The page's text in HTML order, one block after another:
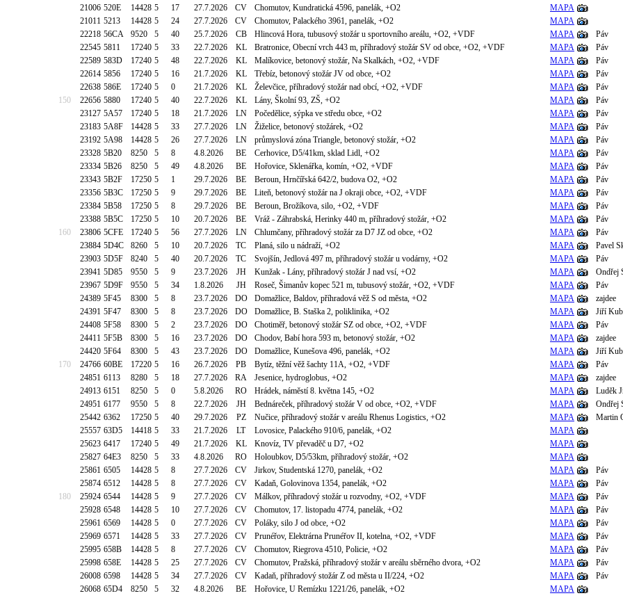
21006 520E 14428 5 17 27.7.2026 CV Chomutov, Kundratická 4596, panelák, +O2
MAPA
21011 5213 14428 5 24 27.7.2026 CV Chomutov, Palackého 3961, panelák, +O2
MAPA
22218 56CA 9520 5 40 25.7.2026 CB Hlincová Hora, tubusový stožár u sportovního areálu, +O2, +VDF MAPA
Páv
22545 5811 17240 5 33 22.7.2026 KL Bratronice, Obecní vrch 443 m, příhradový stožár SV od obce, +O2, +VDF MAPA
Páv
22589 583D 17240 5 48 22.7.2026 KL Malíkovice, betonový stožár, Na Skalkách, +O2, +VDF MAPA
Páv
22614 5856 17240 5 16 21.7.2026 KL Třebíz, betonový stožár JV od obce, +O2 MAPA
Páv
22638 586E 17240 5 0 21.7.2026 KL Želevčice, příhradový stožár nad obcí, +O2, +VDF MAPA
Páv
150
22656 5880 17240 5 40 22.7.2026 KL Lány, Školní 93, ZŠ, +O2 MAPA
Páv
23127 5A57 17240 5 18 21.7.2026 LN Počedělice, sýpka ve středu obce, +O2 MAPA
Páv
23183 5A8F 14428 5 33 27.7.2026 LN Žiželice, betonový stožárek, +O2 MAPA
Páv
23192 5A98 14428 5 26 27.7.2026 LN průmyslová zóna Triangle, betonový stožár, +O2 MAPA
Páv
23328 5B20 8250 5 8 4.8.2026 BE Cerhovice, D5/41km, sklad Lidl, +O2 MAPA
Páv
23334 5B26 8250 5 49 4.8.2026 BE Hořovice, Sklenářka, komín, +O2, +VDF MAPA
Páv
23343 5B2F 17250 5 1 29.7.2026 BE Beroun, Hrnčířská 642/2, budova O2, +O2 MAPA
Páv
23356 5B3C 17250 5 9 29.7.2026 BE Liteň, betonový stožár na J okraji obce, +O2, +VDF MAPA
Páv
23384 5B58 17250 5 8 29.7.2026 BE Beroun, Brožíkova, silo, +O2, +VDF MAPA
Páv
23388 5B5C 17250 5 10 20.7.2026 BE Vráž - Záhrabská, Herinky 440 m, příhradový stožár, +O2 MAPA
Páv
160
23806 5CFE 17240 5 56 27.7.2026 LN Chlumčany, příhradový stožár za D7 JZ od obce, +O2 MAPA
Páv
23884 5D4C 8260 5 10 20.7.2026 TC Planá, silo u nádraží, +O2 MAPA
Pavel
23903 5D5F 8240 5 40 20.7.2026 TC Svojšín, Jedlová 497 m, příhradový stožár u vodárny, +O2 MAPA
Páv
23941 5D85 9550 5 9 23.7.2026 JH Kunžak - Lány, příhradový stožár J nad vsí, +O2 MAPA
Ondřej
23967 5D9F 9550 5 34 1.8.2026 JH Roseč, Šimanův kopec 521 m, tubusový stožár, +O2, +VDF MAPA
Páv
24389 5F45 8300 5 8 23.7.2026 DO Domažlice, Baldov, příhradová věž S od města, +O2 MAPA
zajdee
24391 5F47 8300 5 8 23.7.2026 DO Domažlice, B. Staška 2, poliklinika, +O2 MAPA
Jiří
24408 5F58 8300 5 2 23.7.2026 DO Chotiměř, betonový stožár SZ od obce, +O2, +VDF MAPA
Páv
24411 5F5B 8300 5 16 23.7.2026 DO Chodov, Babí hora 593 m, betonový stožár, +O2 MAPA
zajdee
24420 5F64 8300 5 43 23.7.2026 DO Domažlice, Kunešova 496, panelák, +O2 MAPA
Jiří
170
24766 60BE 17220 5 16 26.7.2026 PB Bytíz, těžní věž šachty 11A, +O2, +VDF MAPA
Páv
24851 6113 8280 5 18 27.7.2026 RA Jesenice, hydroglobus, +O2 MAPA
zajdee
24913 6151 8250 5 0 5.8.2026 RO Hrádek, náměstí 8. května 145, +O2 MAPA
Luděk
24951 6177 9550 5 8 22.7.2026 JH Bednáreček, příhradový stožár V od obce, +O2, +VDF MAPA
Ondřej
25442 6362 17250 5 40 29.7.2026 PZ Nučice, příhradový stožár v areálu Rhenus Logistics, +O2 MAPA
Martin
25557 63D5 14418 5 33 21.7.2026 LT Lovosice, Palackého 910/6, panelák, +O2
MAPA
25623 6417 17240 5 49 21.7.2026 KL Knovíz, TV převaděč u D7, +O2
MAPA
25827 64E3 8250 5 33 4.8.2026 RO Holoubkov, D5/53km, příhradový stožár, +O2
MAPA
25861 6505 14428 5 8 27.7.2026 CV Jirkov, Studentská 1270, panelák, +O2 MAPA
Páv
25874 6512 14428 5 8 27.7.2026 CV Kadaň, Golovinova 1354, panelák, +O2 MAPA
Páv
180
25924 6544 14428 5 9 27.7.2026 CV Málkov, příhradový stožár u rozvodny, +O2, +VDF MAPA
Páv
25928 6548 14428 5 10 27.7.2026 CV Chomutov, 17. listopadu 4774, panelák, +O2 MAPA
Páv
25961 6569 14428 5 0 27.7.2026 CV Poláky, silo J od obce, +O2 MAPA
Páv
25969 6571 14428 5 33 27.7.2026 CV Prunéřov, Elektrárna Prunéřov II, kotelna, +O2, +VDF MAPA
Páv
25995 658B 14428 5 8 27.7.2026 CV Chomutov, Riegrova 4510, Policie, +O2 MAPA
Páv
25998 658E 14428 5 25 27.7.2026 CV Chomutov, Pražská, příhradový stožár v areálu sběrného dvora, +O2 MAPA
Páv
26008 6598 14428 5 34 27.7.2026 CV Kadaň, příhradový stožár Z od města u II/224, +O2 MAPA
Páv
26068 65D4 8250 5 32 4.8.2026 BE Hořovice, U Remízku 1221/26, panelák, +O2
MAPA